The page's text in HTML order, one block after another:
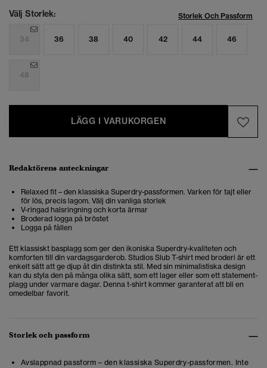
Välj Storlek: Storlek Och Passform
34 36 38 40 42 44 46
48
LÄGG I VARUKORGEN
Redaktörens anteckningar
Relaxed fit – den klassiska Superdry-passformen. Varken för tajt eller
för lös, precis lagom. Välj din vanliga storlek
V-ringad halsringning och korta ärmar
Broderad logga på bröstet
Logga på fållen
Ett klassiskt basplagg som ger den ikoniska Superdry-kvaliteten och
komforten till din vardagsgarderob. Studios Slub T-shirt med broderi är ett
enkelt sätt att ge djup åt din distinkta stil. Med sin minimalistiska design
kan du styla den på många olika sätt, som ett lager eller som ett statement-
plagg under varmare dagar. Denna t-shirt kommer garanterat att bli en
omedelbar favorit.
Storlek och passform
Avslappnad passform – den klassiska Superdry-passformen. Inte